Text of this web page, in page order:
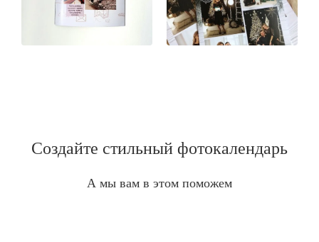
Создайте стильный фотокалендарь
А мы вам в этом поможем